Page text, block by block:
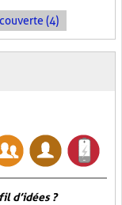
(4)
d’idées ?